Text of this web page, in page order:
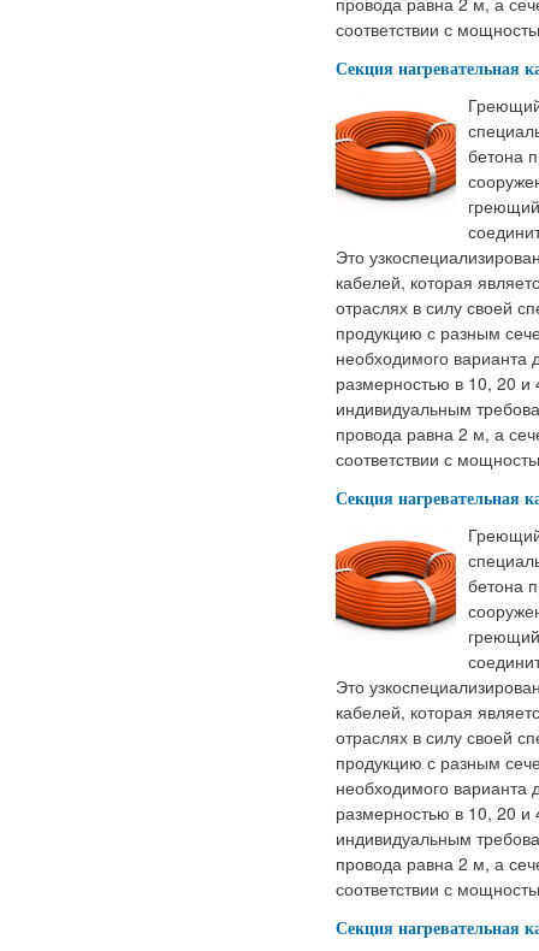
соответствии с
Секция нагревательная
бетона
Это
кабелей, которая
отраслях в силу своей
продукцию с разным
необходимого варианта
размерностью в 10, 20 и
индивидуальным
провода равна 2 м, а
соответствии с
Секция нагревательная
бетона
Это
кабелей, которая
отраслях в силу своей
продукцию с разным
необходимого варианта
размерностью в 10, 20 и
индивидуальным
провода равна 2 м, а
соответствии с
Секция нагревательная